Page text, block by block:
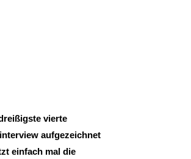
vierte
aufgezeichnet
einfach mal die